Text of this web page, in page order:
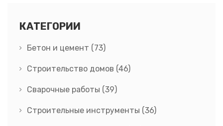
КАТЕГОРИИ
Бетон и цемент (73)
Строительство домов (46)
Сварочные работы (39)
Строительные инструменты (36)